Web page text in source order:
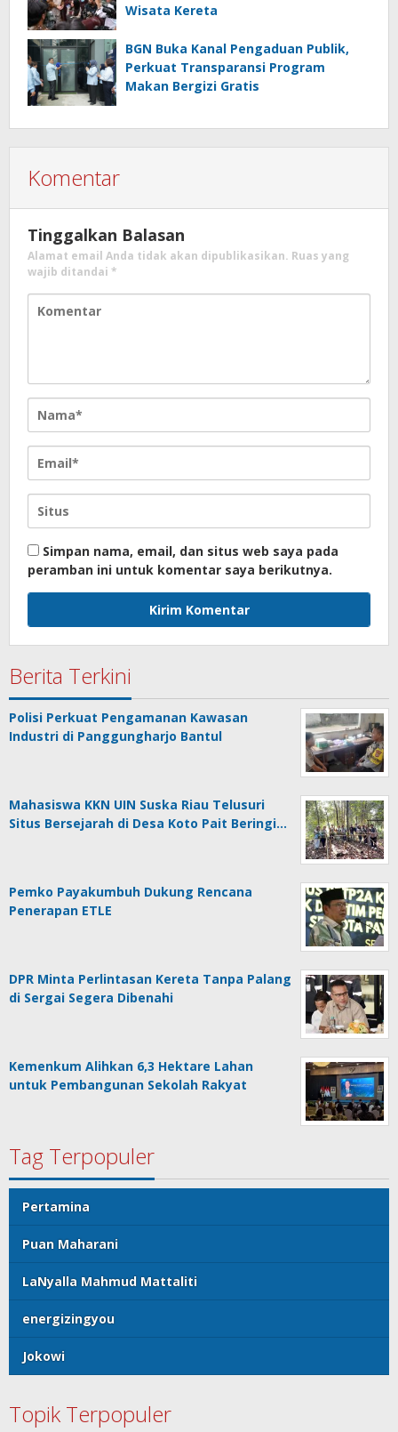
Wisata Kereta
BGN Buka Kanal Pengaduan Publik,
Perkuat Transparansi Program
Makan Bergizi Gratis
Komentar
Tinggalkan Balasan
Alamat email Anda tidak akan dipublikasikan. Ruas yang
wajib ditandai *
Simpan nama, email, dan situs web saya pada
peramban ini untuk komentar saya berikutnya.
Berita Terkini
Polisi Perkuat Pengamanan Kawasan
Industri di Panggungharjo Bantul
Mahasiswa KKN UIN Suska Riau Telusuri
Situs Bersejarah di Desa Koto Pait Beringi…
Pemko Payakumbuh Dukung Rencana
Penerapan ETLE
DPR Minta Perlintasan Kereta Tanpa Palang
di Sergai Segera Dibenahi
Kemenkum Alihkan 6,3 Hektare Lahan
untuk Pembangunan Sekolah Rakyat
Tag Terpopuler
Pertamina
Puan Maharani
LaNyalla Mahmud Mattaliti
energizingyou
Jokowi
Topik Terpopuler